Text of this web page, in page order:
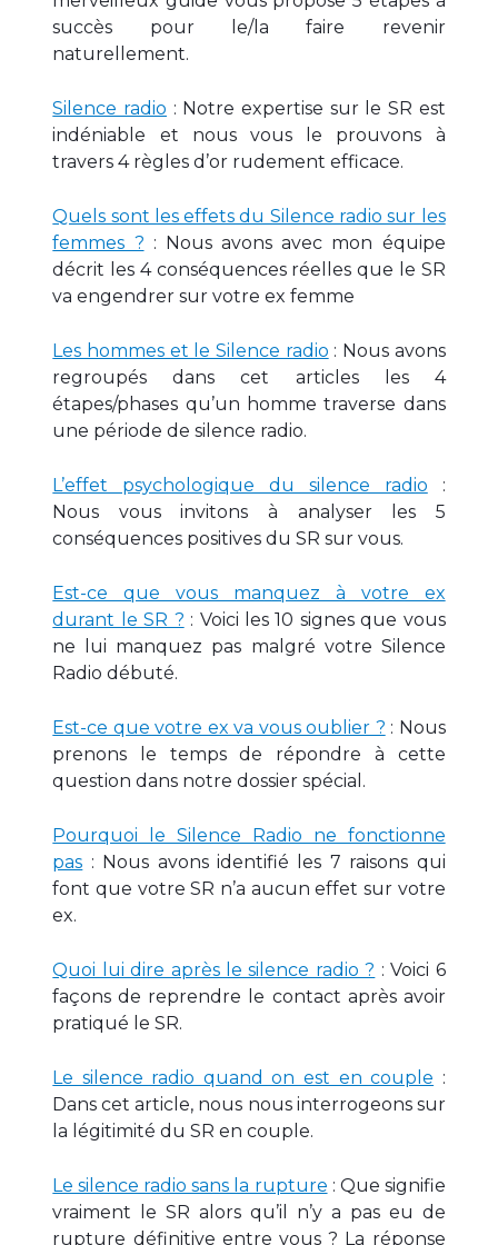
succès pour le/la faire revenir
naturellement.
Silence radio : Notre expertise sur le SR est
indéniable et nous vous le prouvons à
travers 4 règles d’or rudement efficace.
Quels sont les effets du Silence radio sur les
femmes ? : Nous avons avec mon équipe
décrit les 4 conséquences réelles que le SR
va engendrer sur votre ex femme
Les hommes et le Silence radio : Nous avons
regroupés dans cet articles les 4
étapes/phases qu’un homme traverse dans
une période de silence radio.
L’effet psychologique du silence radio :
Nous vous invitons à analyser les 5
conséquences positives du SR sur vous.
Est-ce que vous manquez à votre ex
durant le SR ? : Voici les 10 signes que vous
ne lui manquez pas malgré votre Silence
Radio débuté.
Est-ce que votre ex va vous oublier ? : Nous
prenons le temps de répondre à cette
question dans notre dossier spécial.
Pourquoi le Silence Radio ne fonctionne
pas : Nous avons identifié les 7 raisons qui
font que votre SR n’a aucun effet sur votre
ex.
Quoi lui dire après le silence radio ? : Voici 6
façons de reprendre le contact après avoir
pratiqué le SR.
Le silence radio quand on est en couple :
Dans cet article, nous nous interrogeons sur
la légitimité du SR en couple.
Le silence radio sans la rupture : Que signifie
vraiment le SR alors qu’il n’y a pas eu de
rupture définitive entre vous ? La réponse